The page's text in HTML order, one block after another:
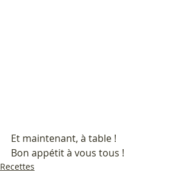
Et maintenant, à table !
Bon appétit à vous tous !
Recettes